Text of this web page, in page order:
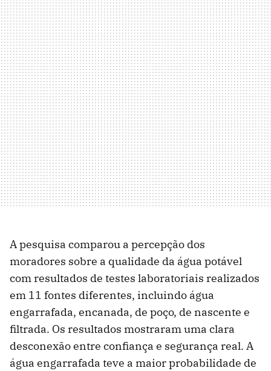
A pesquisa comparou a percepção dos
moradores sobre a qualidade da água potável
com resultados de testes laboratoriais realizados
em 11 fontes diferentes, incluindo água
engarrafada, encanada, de poço, de nascente e
filtrada. Os resultados mostraram uma clara
desconexão entre confiança e segurança real. A
água engarrafada teve a maior probabilidade de